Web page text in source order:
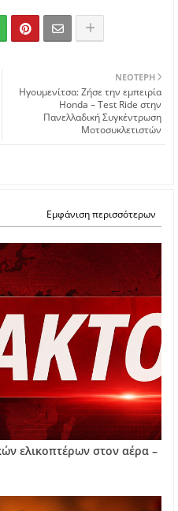
ΝΕΌΤΕΡΗ
Ηγουμενίτσα: Ζήσε την εμπειρία
Honda – Test Ride στην
Πανελλαδική Συγκέντρωση
Μοτοσυκλετιστών
Εμφάνιση περισσότερων
ελικοπτέρων στον αέρα –